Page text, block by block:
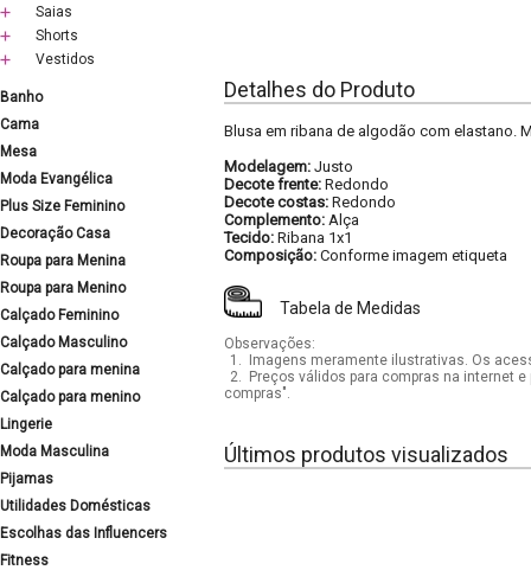
Saias
Shorts
Vestidos
Banho
Cama
Mesa
Moda Evangélica
Plus Size Feminino
Decoração Casa
Roupa para Menina
Roupa para Menino
Calçado Feminino
Calçado Masculino
Calçado para menina
Calçado para menino
Lingerie
Moda Masculina
Pijamas
Utilidades Domésticas
Escolhas das Influencers
Fitness
Detalhes do Produto
Blusa em ribana de algodão com elastano.
Modelagem: Justo
Decote frente: Redondo
Decote costas: Redondo
Complemento: Alça
Tecido: Ribana 1x1
Composição: Conforme imagem etiqueta
Tabela de Medidas
Observações:
1.
Imagens meramente ilustrativas. Os
2.
Preços válidos para compras na internet
compras".
Últimos produtos visualizados